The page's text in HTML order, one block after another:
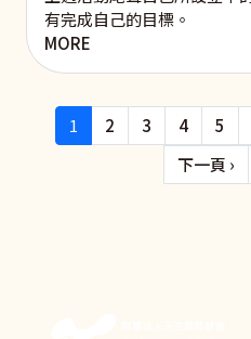
有完成自己的目標。
MORE
Pagination
1 2 3 4 5
下一頁 ›